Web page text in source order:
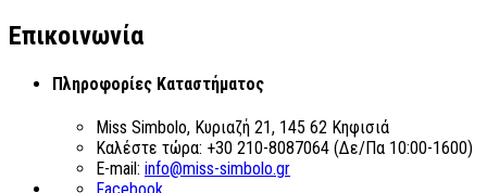
Επικοινωνία
Πληροφορίες Καταστήματος
Miss Simbolo, Κυριαζή 21, 145 62 Κηφισιά
Καλέστε τώρα: +30 210-8087064 (Δε/Πα 10:00-1600)
E-mail: info@miss-simbolo.gr